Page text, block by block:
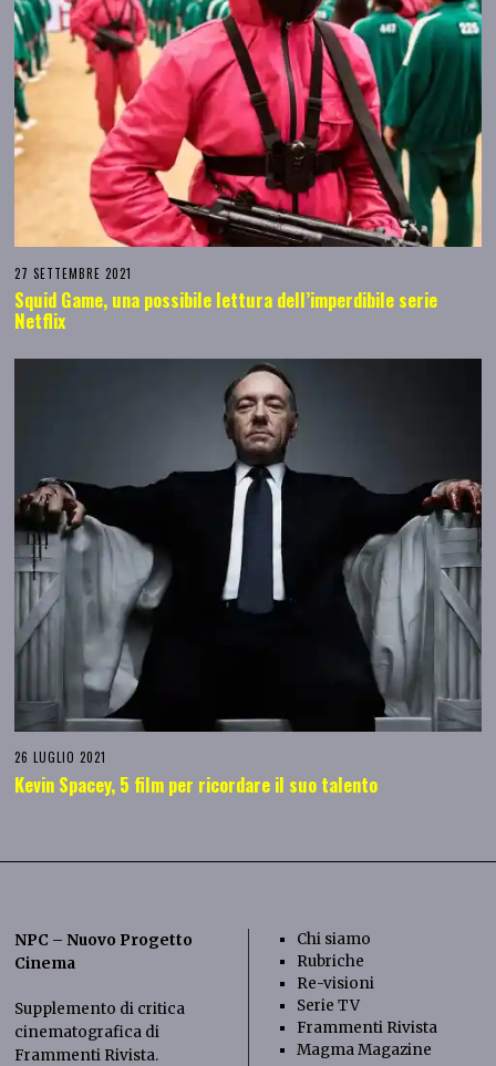
27 SETTEMBRE 2021
Squid Game, una possibile lettura dell’imperdibile serie
Netflix
26 LUGLIO 2021
Kevin Spacey, 5 film per ricordare il suo talento
NPC – Nuovo Progetto
Cinema
Supplemento di critica
cinematografica di
Frammenti Rivista.
Chi siamo
Rubriche
Re-visioni
Serie TV
Frammenti Rivista
Magma Magazine